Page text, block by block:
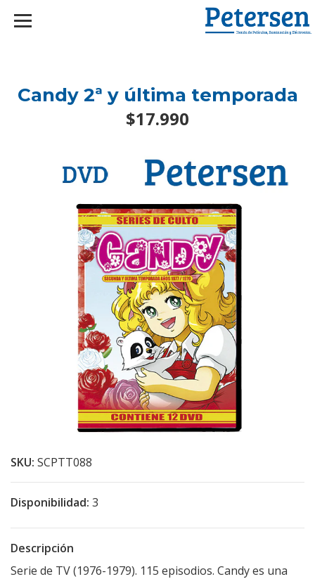
Candy 2ª y última temporada
$17.990
SKU: SCPTT088
Disponibilidad: 3
Descripción
Serie de TV (1976-1979). 115 episodios. Candy es una